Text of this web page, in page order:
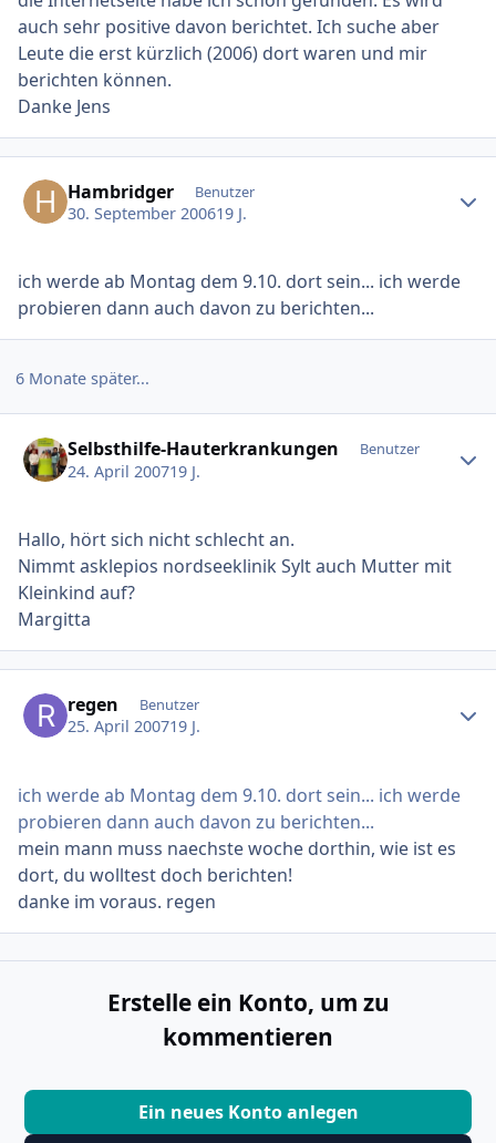
auch sehr positive davon berichtet. Ich suche aber
Leute die erst kürzlich (2006) dort waren und mir
berichten können.
Danke Jens
Hambridger Benutzer
30. September 200619 J.
ich werde ab Montag dem 9.10. dort sein... ich werde
probieren dann auch davon zu berichten...
6 Monate später...
Selbsthilfe-Hauterkrankungen Benutzer
24. April 200719 J.
Hallo, hört sich nicht schlecht an.
Nimmt asklepios nordseeklinik Sylt auch Mutter mit
Kleinkind auf?
Margitta
regen Benutzer
25. April 200719 J.
ich werde ab Montag dem 9.10. dort sein... ich werde
probieren dann auch davon zu berichten...
mein mann muss naechste woche dorthin, wie ist es
dort, du wolltest doch berichten!
danke im voraus. regen
Erstelle ein Konto, um zu
kommentieren
Ein neues Konto anlegen